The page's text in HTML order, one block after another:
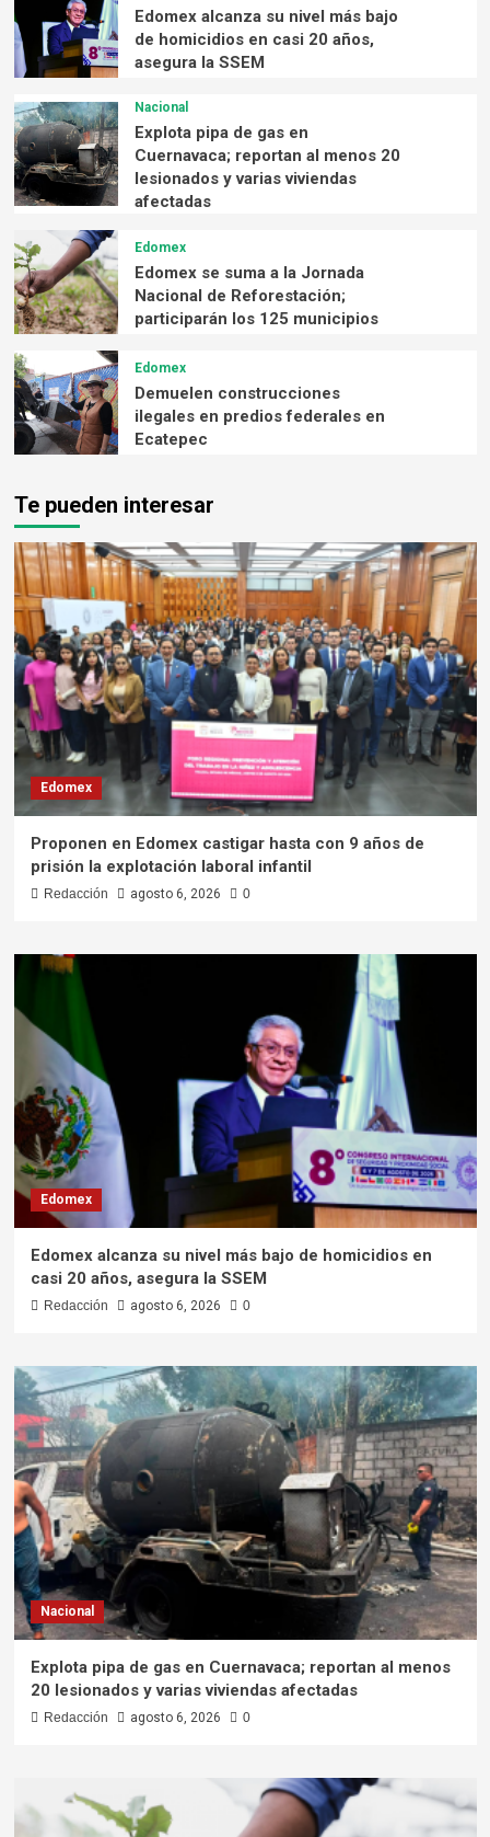
Edomex alcanza su nivel más bajo
de homicidios en casi 20 años,
asegura la SSEM
Nacional
Explota pipa de gas en
Cuernavaca; reportan al menos 20
lesionados y varias viviendas
afectadas
Edomex
Edomex se suma a la Jornada
Nacional de Reforestación;
participarán los 125 municipios
Edomex
Demuelen construcciones
ilegales en predios federales en
Ecatepec
Te pueden interesar
Edomex
Proponen en Edomex castigar hasta con 9 años de
prisión la explotación laboral infantil
Redacción agosto 6, 2026 0
Edomex
Edomex alcanza su nivel más bajo de homicidios en
casi 20 años, asegura la SSEM
Redacción agosto 6, 2026 0
Nacional
Explota pipa de gas en Cuernavaca; reportan al menos
20 lesionados y varias viviendas afectadas
Redacción agosto 6, 2026 0